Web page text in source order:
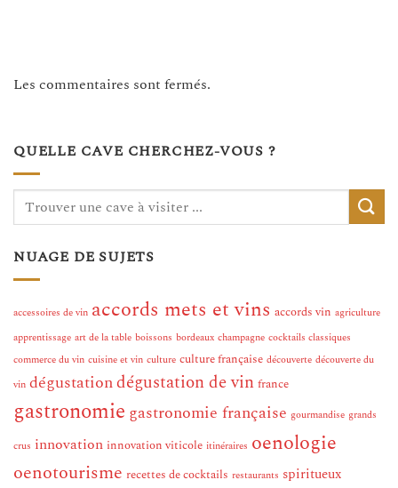
Les commentaires sont fermés.
QUELLE CAVE CHERCHEZ-VOUS ?
NUAGE DE SUJETS
accessoires de vin accords mets et vins accords vin agriculture
apprentissage art de la table boissons bordeaux champagne cocktails classiques
commerce du vin cuisine et vin culture culture française découverte découverte du
vin dégustationdégustation de vin france
gastronomie gastronomie française gourmandise grands
crus innovation innovation viticole itinéraires oenologie
oenotourisme recettes de cocktails restaurants spiritueux